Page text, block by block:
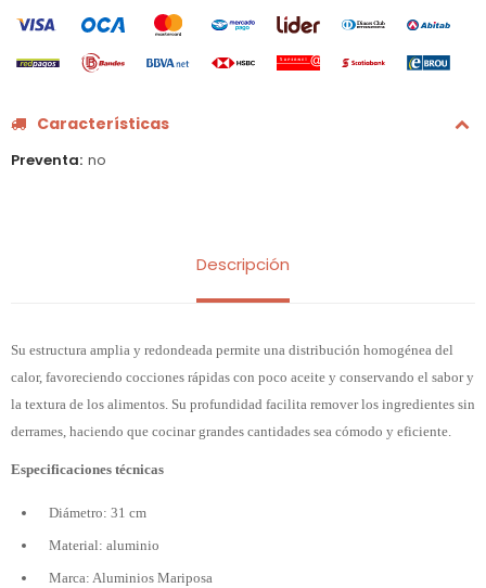
Características
Preventa no
Descripción
Su estructura amplia y redondeada permite una distribución homogénea del
calor, favoreciendo cocciones rápidas con poco aceite y conservando el sabor y
la textura de los alimentos. Su profundidad facilita remover los ingredientes sin
derrames, haciendo que cocinar grandes cantidades sea cómodo y eficiente.
Especificaciones técnicas
Diámetro: 31 cm
Material: aluminio
Marca: Aluminios Mariposa